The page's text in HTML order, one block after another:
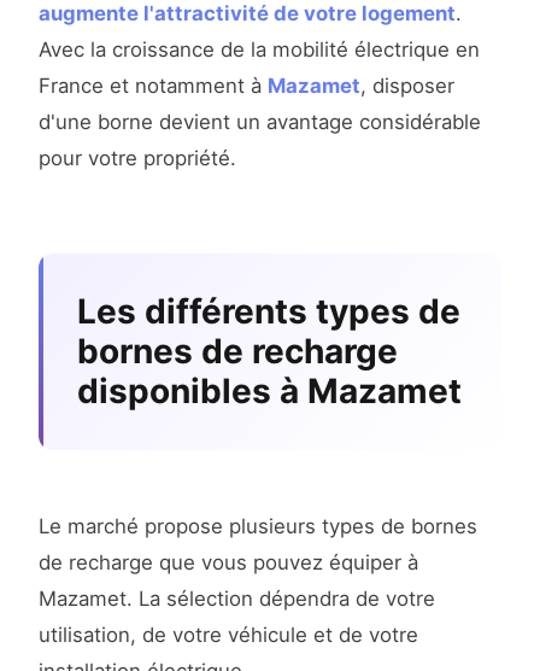
augmente l'attractivité de votre logement.
Avec la croissance de la mobilité électrique en
France et notamment à Mazamet, disposer
d'une borne devient un avantage considérable
pour votre propriété.
Les différents types de
bornes de recharge
disponibles à Mazamet
Le marché propose plusieurs types de bornes
de recharge que vous pouvez équiper à
Mazamet. La sélection dépendra de votre
utilisation, de votre véhicule et de votre